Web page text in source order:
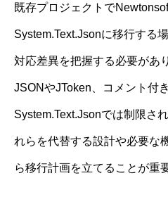
既存プロジェクトで
System.Text.Jsonに移行する
対応差異を把握する必要があ
JSONやJToken、コメント付
System.Text.Jsonでは制限さ
れらを代替する設計や必要な
ら移行計画を立てることが重